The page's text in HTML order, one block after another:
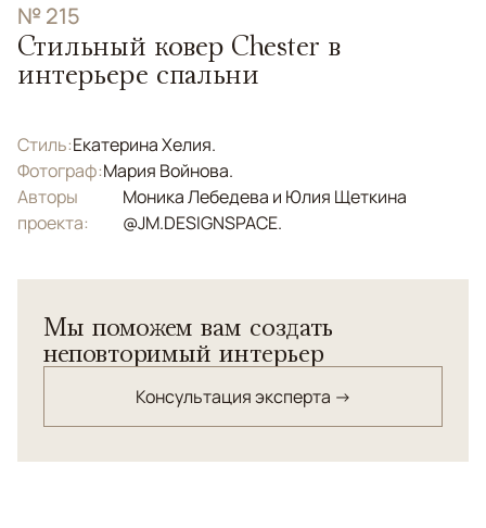
№ 215
Стильный ковер Chester в
интерьере спальни
Стиль:Екатерина Хелия.
Фотограф:Мария Войнова.
Авторы
проекта:
Моника Лебедева и Юлия Щеткина
@JM.DESIGNSPACE.
Мы поможем вам создать
неповторимый интерьер
Консультация эксперта →